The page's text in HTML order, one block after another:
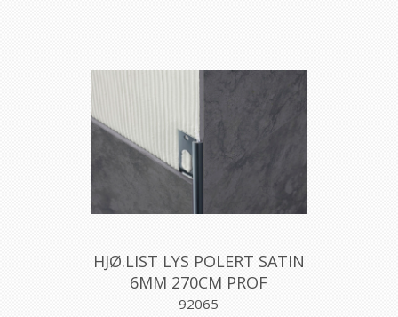
HJØ.LIST LYS POLERT SATIN
6MM 270CM PROF
92065